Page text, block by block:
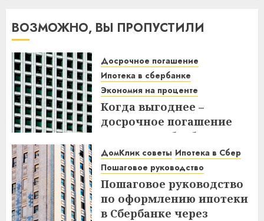
ВОЗМОЖНО, ВЫ ПРОПУСТИЛИ
Досрочное погашение
Ипотека в сбербанке
Экономия на проценте
Когда выгоднее –
досрочное погашение
ипотеки в Сбербанке до
или после дня списания?
Узнайте все нюансы!
18.12.2025
ДомКлик советы Ипотека в Сбер
Пошаговое руководство
Пошаговое руководство
по оформлению ипотеки
в Сбербанке через